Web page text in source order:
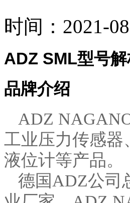
时间：2021-
ADZ SML型号
品牌介绍
ADZ
工业压力传感器
液位计等产品。
德国 ADZ公司